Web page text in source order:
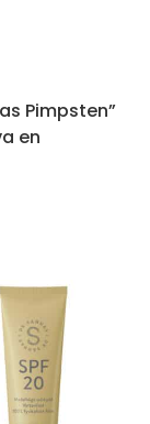
Pimpsten”
en